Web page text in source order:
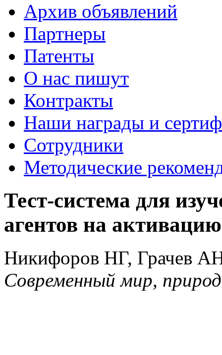
Архив объявлений
Партнеры
Патенты
О нас пишут
Контракты
Наши награды и
Сотрудники
Методические
Тест-система для
агентов на
Никифоров НГ, Грачев
Современный мир,